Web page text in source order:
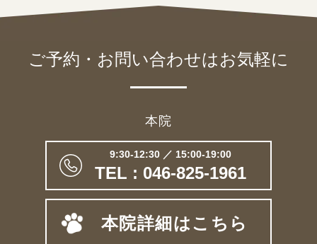
ご予約・お問い合わせはお気軽に
本院
9:30-12:30 ／ 15:00-19:00
TEL : 046-825-1961
本院詳細はこちら